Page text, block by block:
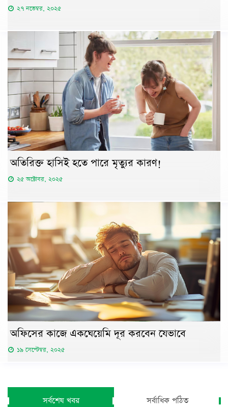
২৭ নভেম্বর, ২০২৫
অতিরিক্ত হাসিই হতে পারে মৃত্যুর কারণ!
২৫ অক্টোবর, ২০২৫
অফিসের কাজে একঘেয়েমি দূর করবেন যেভাবে
১৯ সেপ্টেম্বর, ২০২৫
সর্বশেষ খবর সর্বাধিক পঠিত